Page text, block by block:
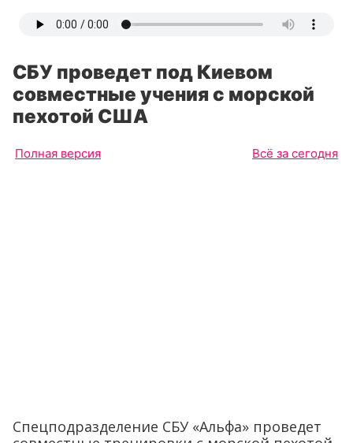
СБУ проведет под Киевом
совместные учения с морской
пехотой США
Полная версия Всё за сегодня
Спецподразделение СБУ «Альфа» проведет